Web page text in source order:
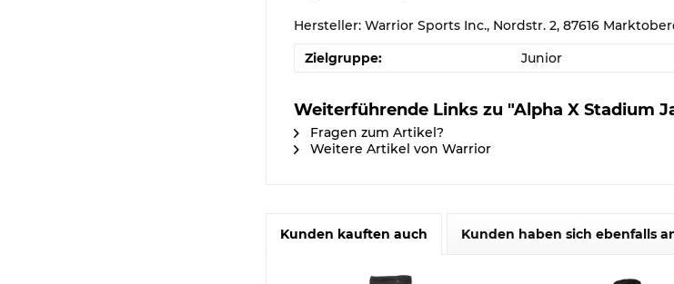
Hersteller: Warrior Sports Inc., Nordstr. 2, 87616
Zielgruppe:
Junior
Weiterführende Links zu "Alpha X Stadium
Fragen zum Artikel?
Weitere Artikel von Warrior
Kunden kauften auch Kunden haben sich ebenfalls